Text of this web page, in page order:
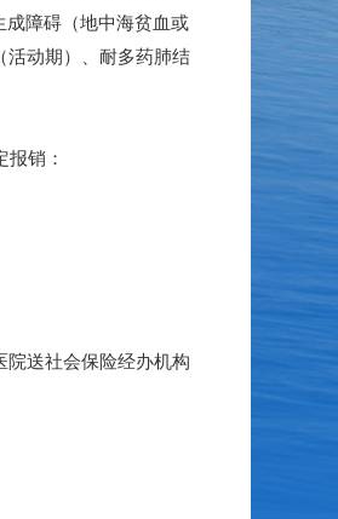
成障碍（地中海贫血或
活动期）、耐多药肺结
销：
送社会保险经办机构